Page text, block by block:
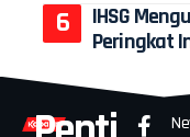
IHSG
Peringkat